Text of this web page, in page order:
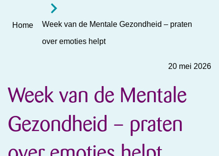
Home Week van de Mentale Gezondheid – praten
over emoties helpt
20 mei 2026
Week van de Mentale
Gezondheid – praten